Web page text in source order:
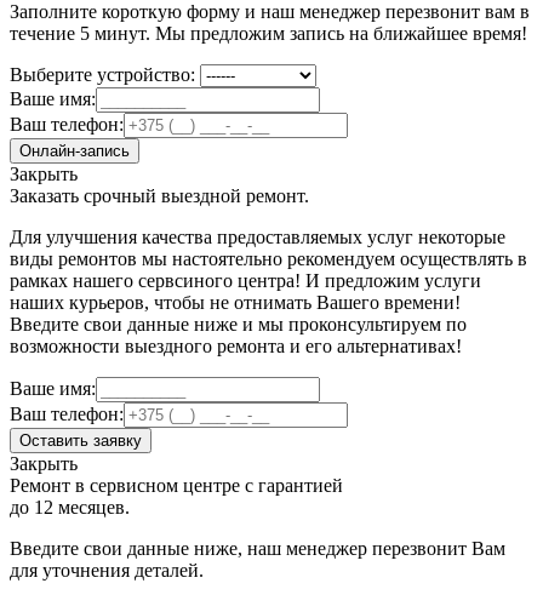
Заполните короткую форму и наш менеджер перезвонит вам в
течение 5 минут. Мы предложим запись на ближайшее время!
Выберите устройство:
Ваше имя:
Ваш телефон:
Онлайн-запись
Закрыть
Заказать срочный выездной ремонт.
Для улучшения качества предоставляемых услуг некоторые
виды ремонтов мы настоятельно рекомендуем осуществлять в
рамках нашего сервсиного центра! И предложим услуги
наших курьеров, чтобы не отнимать Вашего времени!
Введите свои данные ниже и мы проконсультируем по
возможности выездного ремонта и его альтернативах!
Ваше имя:
Ваш телефон:
Оставить заявку
Закрыть
Ремонт в сервисном центре с гарантией
до 12 месяцев.
Введите свои данные ниже, наш менеджер перезвонит Вам
для уточнения деталей.